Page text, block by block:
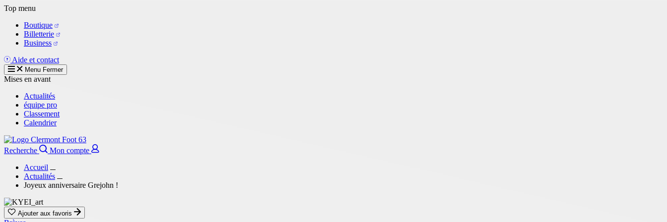
Aller
contenu
principal
Top menu
Boutique
Billetterie
Business
Aide et contact
Menu Fermer
Mises en avant
Actualités
équipe pro
Classement
Calendrier
Recherche
Mon compte
Accueil
Actualités
Joyeux anniversaire Grejohn !
Ajouter aux favoris